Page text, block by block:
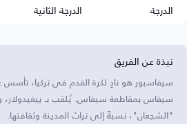
الدرجة
الدرجة الثانية
نبذة عن الفريق
سيفاس بمقاطعة سيفاس. يُلقب بـ
"الشجعان"، نسبةً إلى تراث المدينة وثقافتها.